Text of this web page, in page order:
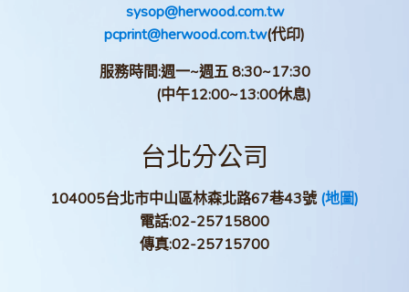
sysop@herwood.com.tw
pcprint@herwood.com.tw(代印)
服務時間:週一~週五 8:30~17:30
(中午12:00~13:00休息)
台北分公司
104005台北市中山區林森北路67巷43號(地圖)
電話:02-25715800
傳真:02-25715700